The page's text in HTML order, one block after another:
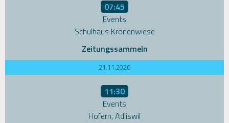
07:45
Events
Schulhaus Kronenwiese
Zeitungssammeln
21.11.2026
11:30
Events
Hofern, Adliswil